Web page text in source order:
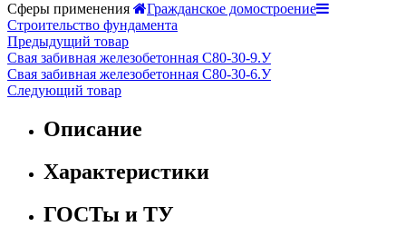
Сферы применения
Гражданское домостроение
Строительство фундамента
Предыдущий товар
Свая забивная железобетонная С80-30-9.У
Свая забивная железобетонная С80-30-6.У
Следующий товар
Описание
Характеристики
ГОСТы и ТУ